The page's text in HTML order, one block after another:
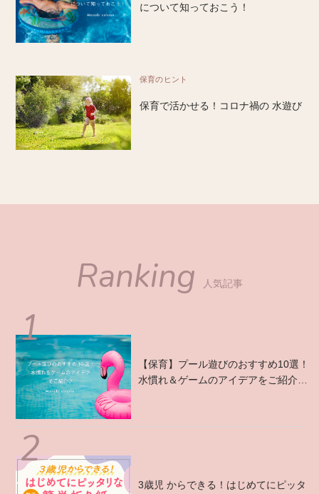
について知っておこう！
保育のヒント
保育で活かせる！コロナ禍の 水遊び
Ranking 人気記事
【保育】プール遊びのおすすめ10選！
水慣れ＆ゲームのアイデアをご紹介
3歳児 からできる！はじめてにピッタ